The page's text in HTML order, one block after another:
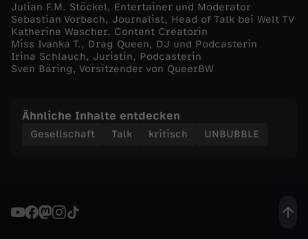
t
d
r
c
Julian F.M. Stöckel, Entertainer und Moderator
Sebastian Vorbach, Journalist, Head of Talk bei Welt TV
Katherine Wascher, Content Creatorin
Miss Ivanka T., Drag Queen, DJ und Podcasterin
Irina Schlauch, Juristin, Podcasterin
Sven Bäring, Vorsitzender von QueerBW
Ähnliche Inhalte entdecken
Gesellschaft Talk kritisch UNBUBBLE